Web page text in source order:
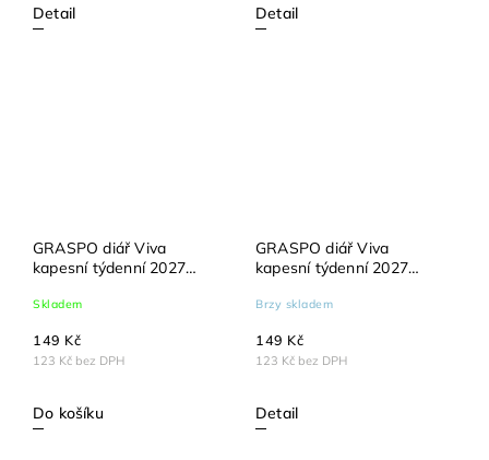
Detail Detail
GRASPO diář Viva
kapesní týdenní 2027
Skladem
123 Kč bez DPH
149 Kč
Do košíku
GRASPO diář Viva
kapesní týdenní 2027
Brzy skladem
123 Kč bez DPH
149 Kč
Detail